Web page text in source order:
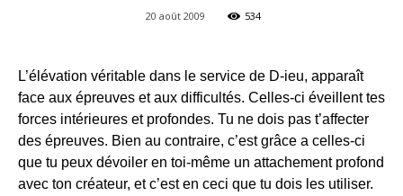
20 août 2009 534
L’élévation véritable dans le service de D-ieu, apparaît
face aux épreuves et aux difficultés. Celles-ci éveillent tes
forces intérieures et profondes. Tu ne dois pas t’affecter
des épreuves. Bien au contraire, c’est grâce a celles-ci
que tu peux dévoiler en toi-même un attachement profond
avec ton créateur, et c’est en ceci que tu dois les utiliser.